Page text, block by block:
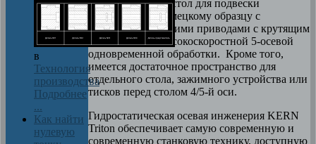
228 мм. Точный стол для подвески
разработан по немецкому образцу с
гидродинамическими приводами с крутящим
моментом для высокоскоростной 5-осевой
одновременной обработки. Кроме того,
имеется достаточное пространство для
отдельного стола, зажимного устройства или
тисков перед столом 4/5-й оси.
Гидростатическая осевая инженерия KERN
Triton обеспечивает самую современную и
современную станковую технику, доступную
в
Технология
производства
Подробнее
...
Как найти
нулевую